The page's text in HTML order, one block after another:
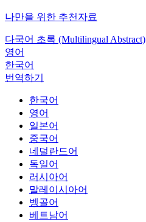
나만을 위한 추천자료
다국어 초록 (Multilingual Abstract)
영어
한국어
번역하기
한국어
영어
일본어
중국어
네덜란드어
독일어
러시아어
말레이시아어
벵골어
베트남어